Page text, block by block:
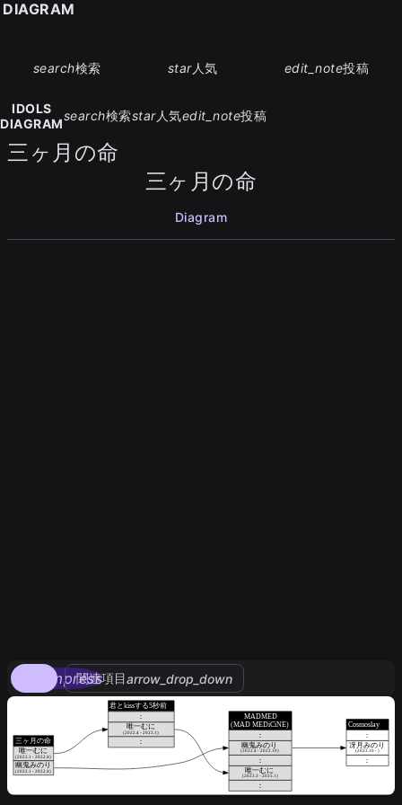
search検索 star人気 edit_note投稿
IDOLS
DIAGRAM
search検索star人気edit_note投稿
三ヶ月の命
三ヶ月の命
Diagram
compress
関連項目arrow_drop_down